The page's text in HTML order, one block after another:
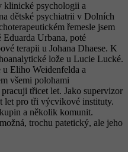
klinické psychologii a
dětské psychiatrii v Dolních
řemesle jsem
Urbana, poté
terapii u Johana Dhaese. K
lože u Lucie Lucké.
u Eliho Weidenfelda a
všemi polohami
třicet let. Jako supervizor
let pro tři výcvikové instituty.
a několik komunit.
trochu patetický, ale jeho